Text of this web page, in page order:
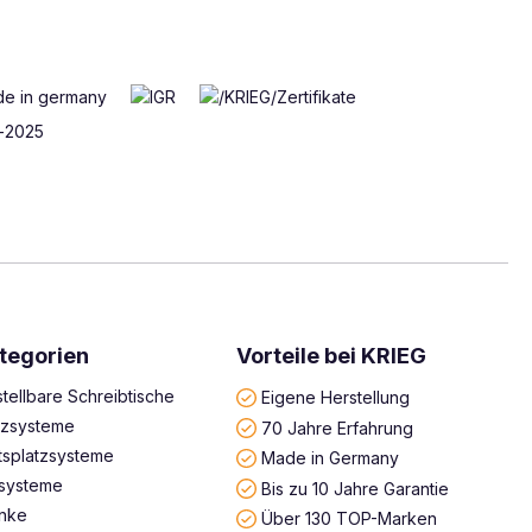
Schreibtische
Vorteile bei KRIEG
Eigene Herstellung
70 Jahre Erfahrung
Made in Germany
Bis zu 10 Jahre Garantie
Über 130 TOP-Marken